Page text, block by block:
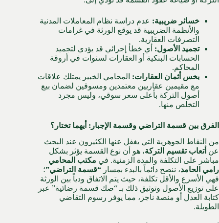
خسائر ضريبية: عدم دراسة نظام المعاملات المدنية
والأنظمة الضريبية قد يوقع الورثة في غرامات
التصرفات العقارية.
تجميد الأصول: أي خطأ إجرائي قد يؤدي لتجميد
الحسابات البنكية أو العقارات لسنوات في أروقة
المحاكم.
بخس أثمان العقارات: المحامي الخبير يمتلك علاقات
مع مقيمين عقاريين معتمدين ومسوقين لضمان بيع
أصول التركة بأعلى سعر سوقي، وليس مجرد
التخلص منها.
الفرق بين قسمة التراضي وقسمة الإجبار: أيهما تختار؟
من النقاط الجوهرية التي يغفل عنها الكثيرون عند البحث
عن أتعاب تقسيم التركة، هو أن نوع القسمة يؤثر بشكل
مباشر على التكلفة والمدة الزمنية. في مكتب المحامي
رامي الحامد، ننصح دائماً بالبدء بمسار “قسمة التراضي”؛
فهي الأسرع والأقل تكلفة، حيث يتم الاتفاق ودياً بين الورثة
على توزيع الأصول وتوثيق ذلك بـ “صك قسمة رضائية” عبر
كتابة العدل أو منصة ناجز، مما يوفر رسوم التقاضي
الطويلة.